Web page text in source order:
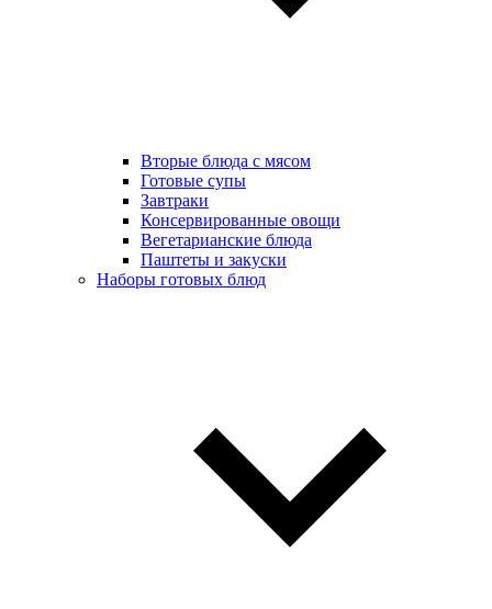
Вторые блюда с мясом
Готовые супы
Завтраки
Консервированные овощи
Вегетарианские блюда
Паштеты и закуски
Наборы готовых блюд